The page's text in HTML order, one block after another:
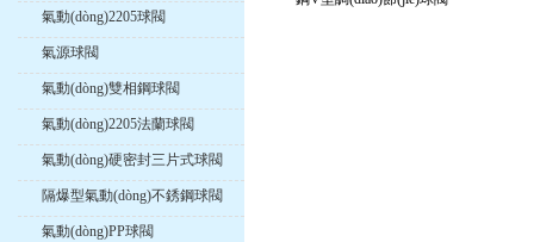
焊球閥
氣動(dòng)2205球閥
氣源球閥
氣動(dòng)雙相鋼球閥
氣動(dòng)2205法蘭球閥
氣動(dòng)硬密封三片式球閥
隔爆型氣動(dòng)不銹鋼球閥
氣動(dòng)PP球閥